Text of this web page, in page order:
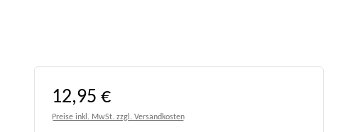
Regulärer Preis:
12,95 €
Preise inkl. MwSt. zzgl. Versandkosten